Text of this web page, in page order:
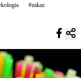
#zakaz